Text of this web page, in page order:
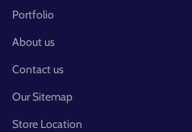
Portfolio
About us
Contact us
Our Sitemap
Store Location